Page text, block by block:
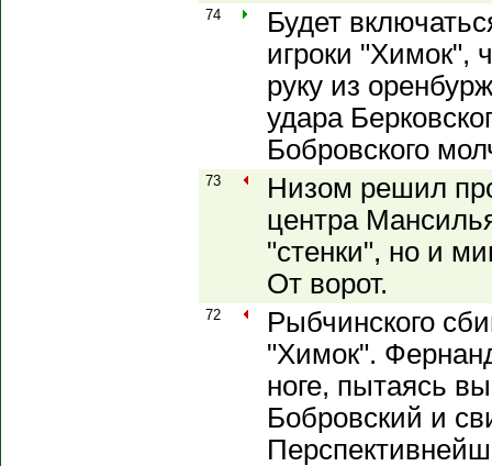
74
Будет
игроки "Химок",
руку из
удара
Бобровского
73
Низом решил
центра
"стенки", но и
От ворот.
72
Рыбчинского
"Химок".
ноге, пытаясь
Бобровский и